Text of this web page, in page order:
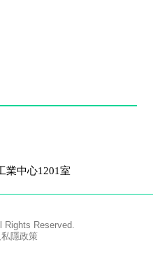
業中心1201室
Rights Reserved.
隱政策